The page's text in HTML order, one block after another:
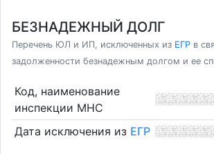
БЕЗНАДЕЖНЫЙ ДОЛГ
Перечень ЮЛ и ИП, исключенных из ЕГР в
задолженности безнадежным долгом и ее
Код, наименование
инспекции МНС
Дата исключения из ЕГР